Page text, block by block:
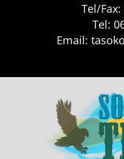
Tel/Fax:
Tel:
Email: